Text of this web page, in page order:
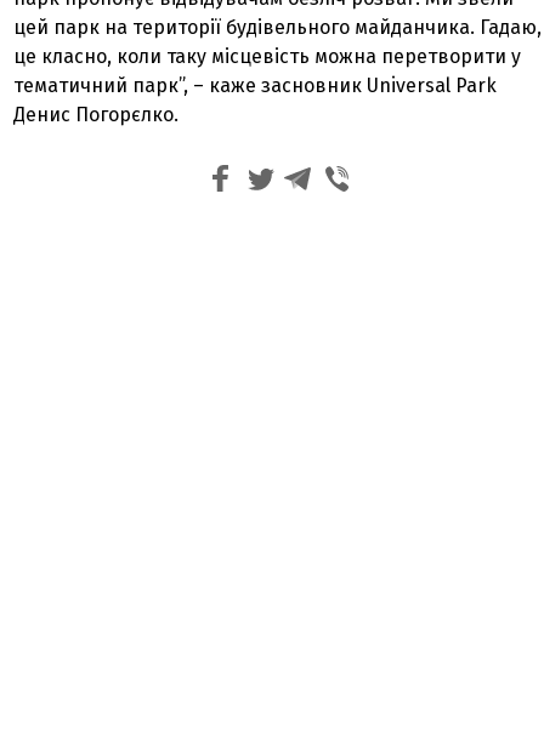
цей парк на території будівельного майданчика. Гадаю,
це класно, коли таку місцевість можна перетворити у
тематичний парк”, – каже засновник Universal Park
Денис Погорєлко.